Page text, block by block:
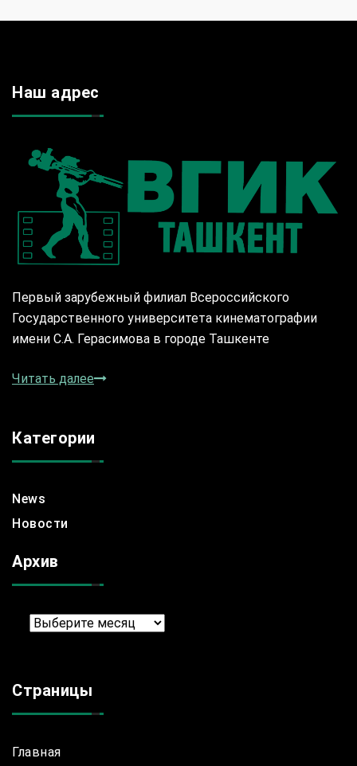
Наш адрес
Первый зарубежный филиал Всероссийского
Государственного университета кинематографии
имени С.А. Герасимова в городе Ташкенте
Читать далее
Категории
News
Новости
Архив
Архив
Страницы
Главная